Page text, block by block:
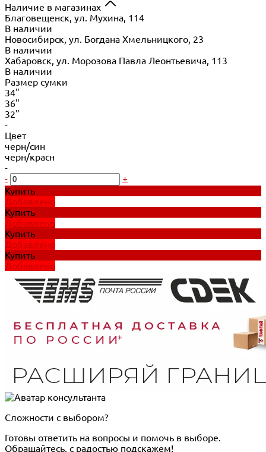
Наличие в магазинах
Благовещенск, ул. Мухина, 114
В наличии
Новосибирск, ул. Богдана Хмельницкого, 23
В наличии
Хабаровск, ул. Морозова Павла Леонтьевича, 113
В наличии
Размер сумки
34"
36"
32"
-
Цвет
черн/син
черн/красн
-
-
+
Купить
Добавлено
Купить
Добавлено
Купить
Добавлено
Купить
Добавлено
Сложности с выбором?
Готовы ответить на вопросы и помочь в выборе.
Обращайтесь, с радостью подскажем!